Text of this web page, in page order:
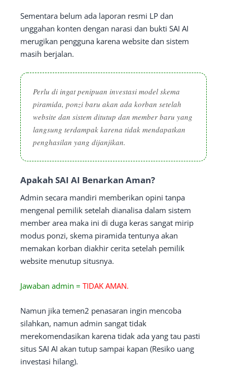
Sementara belum ada laporan resmi LP dan
unggahan konten dengan narasi dan bukti SAI AI
merugikan pengguna karena website dan sistem
masih berjalan.
Perlu di ingat penipuan investasi model skema
piramida, ponzi baru akan ada korban setelah
website dan sistem ditutup dan member baru yang
langsung terdampak karena tidak mendapatkan
penghasilan yang dijanjikan.
Apakah SAI AI Benarkan Aman?
Admin secara mandiri memberikan opini tanpa
mengenal pemilik setelah dianalisa dalam sistem
member area maka ini di duga keras sangat mirip
modus ponzi, skema piramida tentunya akan
memakan korban diakhir cerita setelah pemilik
website menutup situsnya.
Jawaban admin = TIDAK AMAN.
Namun jika temen2 penasaran ingin mencoba
silahkan, namun admin sangat tidak
merekomendasikan karena tidak ada yang tau pasti
situs SAI AI akan tutup sampai kapan (Resiko uang
investasi hilang).